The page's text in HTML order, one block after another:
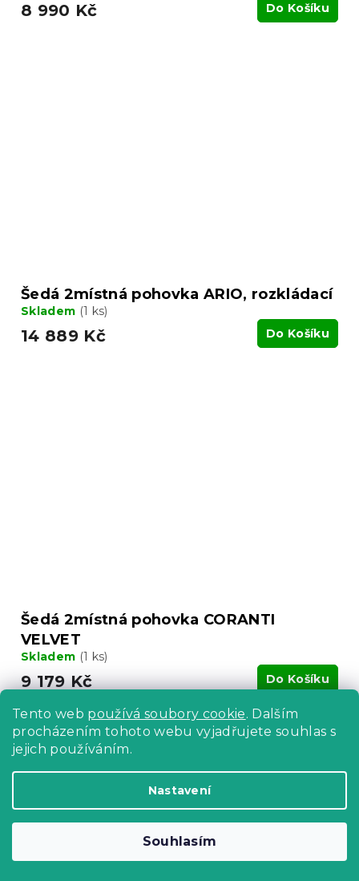
Tento web používá soubory cookie. Dalším
procházením tohoto webu vyjadřujete souhlas s
jejich používáním.
Nastavení
Souhlasím
8 990 Kč Do Košíku
Šedá 2místná pohovka ARIO, rozkládací
Skladem (1 ks)
14 889 Kč Do Košíku
Šedá 2místná pohovka CORANTI
VELVET
Skladem (1 ks)
9 179 Kč Do Košíku